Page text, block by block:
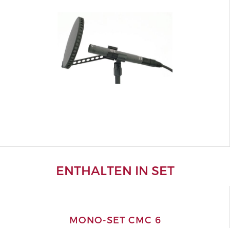
ENTHALTEN IN SET
MONO-SET CMC 6